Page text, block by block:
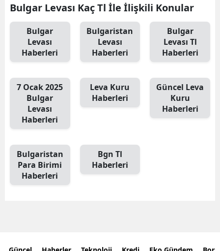
Bulgar Levası Kaç Tl İle İlişkili Konular
Bulgar
Levası
Haberleri
Bulgaristan
Levası
Haberleri
Bulgar
Levası Tl
Haberleri
7 Ocak 2025
Bulgar
Levası
Haberleri
Leva Kuru
Haberleri
Güncel Leva
Kuru
Haberleri
Bulgaristan
Para Birimi
Haberleri
Bgn Tl
Haberleri